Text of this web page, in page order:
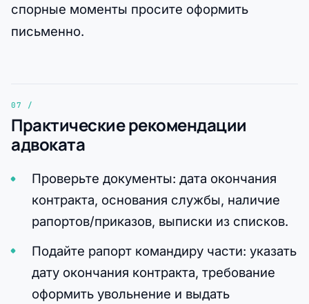
спорные моменты просите оформить
письменно.
Практические рекомендации
адвоката
Проверьте документы: дата окончания
контракта, основания службы, наличие
рапортов/приказов, выписки из списков.
Подайте рапорт командиру части: указать
дату окончания контракта, требование
оформить увольнение и выдать